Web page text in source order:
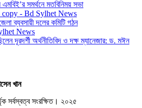
সমর্থনে মতবিনিময় সভা
ব্যবসায়ী দলের কমিটি গঠন
দূরদর্শী অর্থনীতিবিদ ও দক্ষ ম্যানেজার: ড. মঈন
খান
সর্বস্বত্ব সংরক্ষিত। ২০২৫